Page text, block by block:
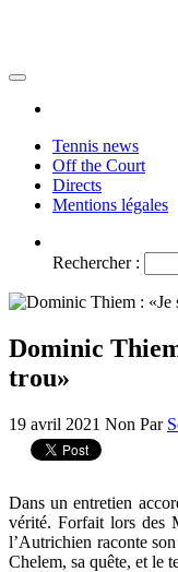
Tennis news
Off the Court
Directs
Mentions légales
Rechercher :
Dominic
trou»
19 avril 2021 Non Par
Dans un entretien
vérité. Forfait lors des
l’Autrichien raconte
Chelem, sa quête, et le